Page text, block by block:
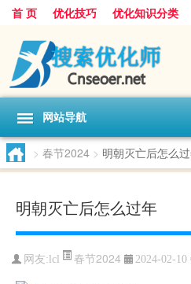
首 页 优化技巧 优化知识分类
网站导航
> 春节2024 > 明朝灭亡后怎么
明朝灭亡后怎么过年
网友: lcl 春节2024 2024-02-10